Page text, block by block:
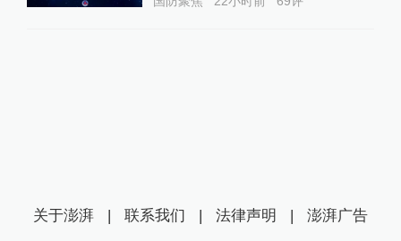
关于澎湃 | 联系我们 | 法律声明 | 澎湃广告